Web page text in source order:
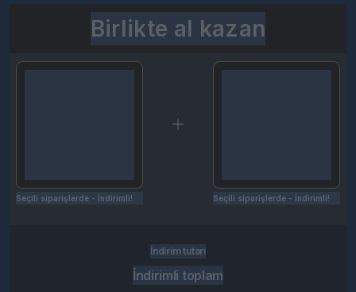
Birlikte al kazan
Seçili siparişlerde - İndirimli! Seçili siparişlerde - İndirimli!
İndirim tutarı
İndirimli toplam